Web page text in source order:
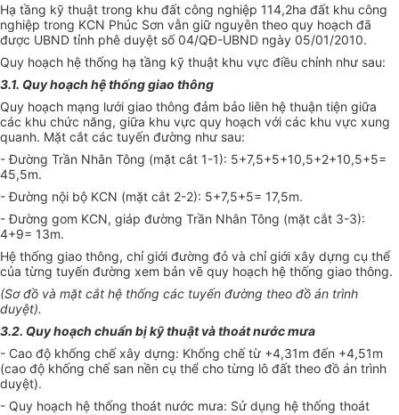
Hạ tầng kỹ thuật trong khu đất công nghiệp 114,2ha đất khu công
nghiệp trong KCN Phúc Sơn vẫn giữ nguyên theo quy hoạch đã
được UBND tỉnh phê duyệt số 04/QĐ-UBND ngày 05/01/2010.
Quy hoạch hệ thống hạ tầng kỹ thuật khu vực điều chỉnh như sau:
3.1. Quy hoạch hệ thống giao thông
Quy hoạch mạng lưới giao thông đảm bảo liên hệ thuận tiện giữa
các khu chức năng, giữa khu vực quy hoạch với các khu vực xung
quanh. Mặt cắt các tuyến đường như sau:
- Đường Trần Nhân Tông (mặt cắt 1-1): 5+7,5+5+10,5+2+10,5+5=
45,5m.
- Đường nội bộ KCN (mặt cắt 2-2): 5+7,5+5= 17,5m.
- Đường gom KCN, giáp đường Trần Nhân Tông (mặt cắt 3-3):
4+9= 13m.
Hệ thống giao thông, chỉ giới đường đỏ và chỉ giới xây dựng cụ thể
của từng tuyến đường xem bản vẽ quy hoạch hệ thống giao thông.
(Sơ đồ và mặt cắt hệ thống các tuyến đường theo đồ án trình
duyệt).
3.2. Quy hoạch chuẩn bị kỹ thuật vàthoátnước mưa
- Cao độ khống chế xây dựng: Khống chế từ +4,31m đến +4,51m
(cao độ khống chế san nền cụ thể cho từng lô đất theo đồ án trình
duyệt).
- Quy hoạch hệ thống thoát nước mưa: Sử dụng hệ thống thoát